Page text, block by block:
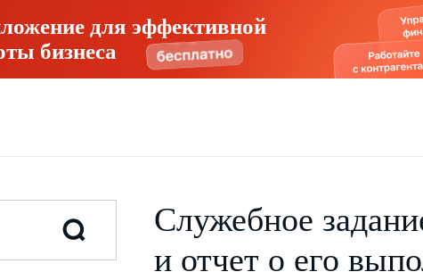
для эффективной
бизнеса
Служебное
и отчет о его